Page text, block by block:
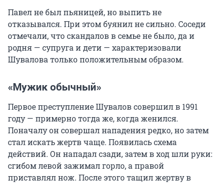
Павел не был пьяницей, но выпить не
отказывался. При этом буянил не сильно. Соседи
отмечали, что скандалов в семье не было, да и
родня — супруга и дети — характеризовали
Шувалова только положительным образом.
«Мужик обычный»
Первое преступление Шувалов совершил в 1991
году — примерно тогда же, когда женился.
Поначалу он совершал нападения редко, но затем
стал искать жертв чаще. Появилась схема
действий. Он нападал сзади, затем в ход шли руки:
сгибом левой зажимал горло, а правой
приставлял нож. После этого тащил жертву в